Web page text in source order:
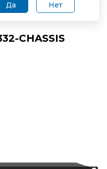
Да Нет
Шасси QTECH
CHASSIS